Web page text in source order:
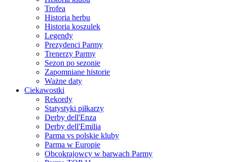
Trofea
Historia herbu
Historia koszulek
Legendy
Prezydenci Parmy
Trenerzy Parmy
Sezon po sezonie
Zapomniane historie
Ważne daty
Ciekawostki
Rekordy
Statystyki piłkarzy
Derby dell'Enza
Derby dell'Emilia
Parma vs polskie kluby
Parma w Europie
Obcokrajowcy w barwach Parmy